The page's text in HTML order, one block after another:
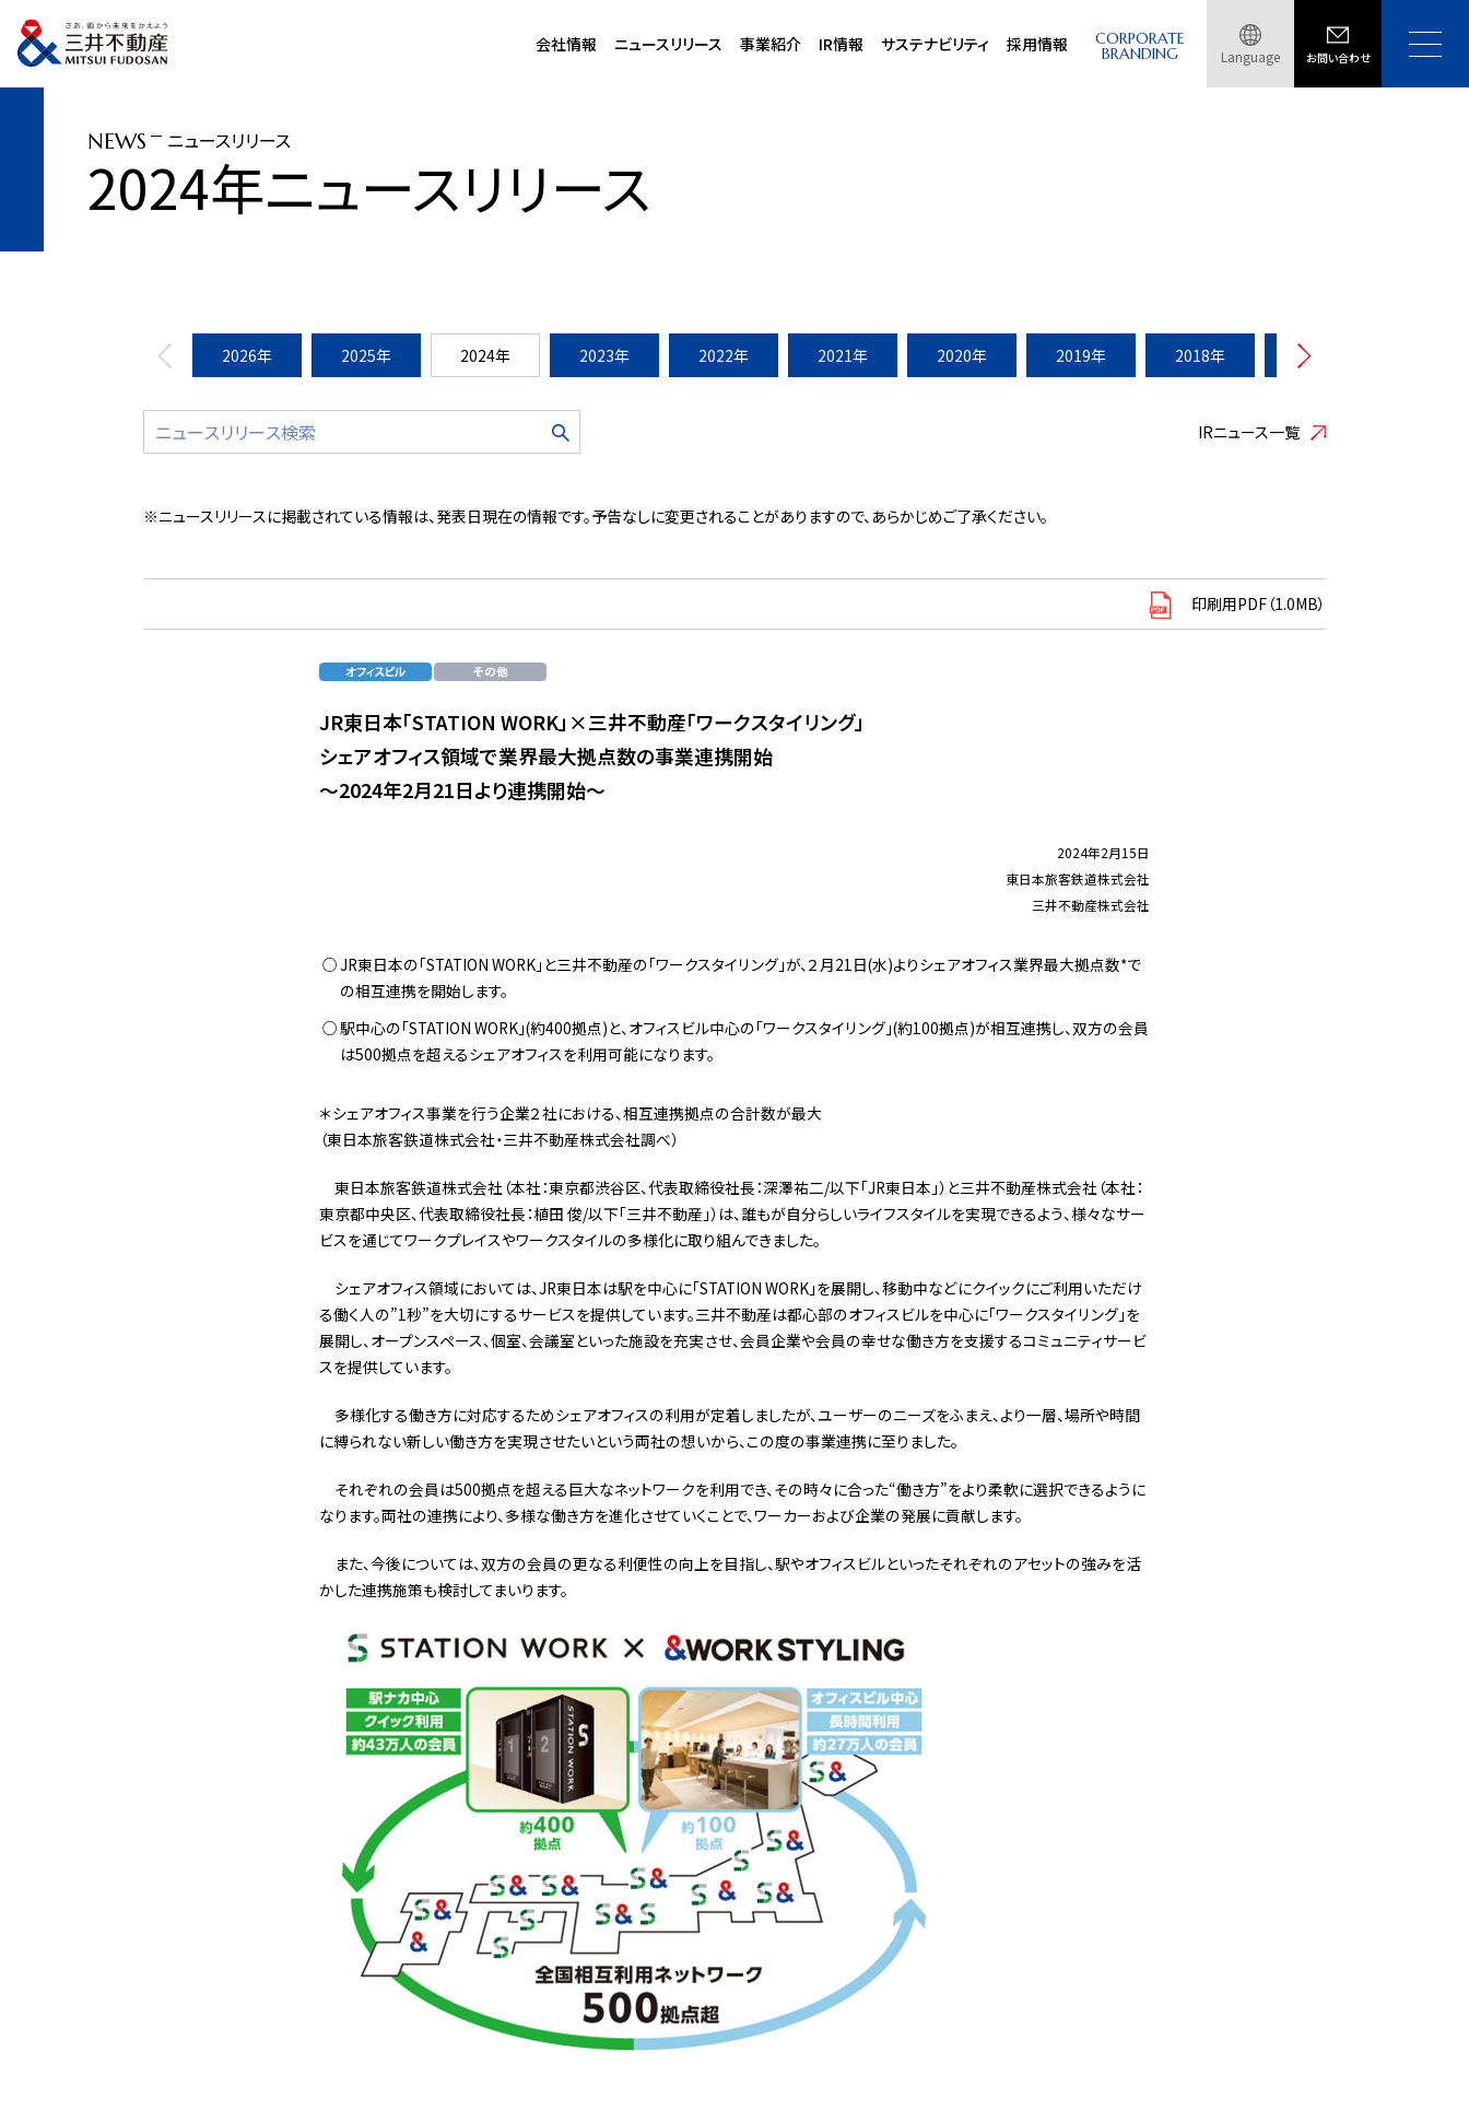
会社情報 ニュースリリース 事業紹介 IR情報 サステナビリティ 採用情報 CORPORATE
BRANDING Language お問い合わせ
トップページ ニュースリリース
NEWS ニュースリリース
2024年ニュースリリース
2026年 2025年 2024年 2023年 2022年 2021年 2020年 2019年 2018年 2017年
IRニュース一覧
※ニュースリリースに掲載されている情報は、発表日現在の情報です。予告なしに変更されることがありますので、あらかじめご了承ください。
印刷用PDF（1.0MB）
JR東日本「STATION WORK」×三井不動産「ワークスタイリング」
シェアオフィス領域で業界最大拠点数の事業連携開始
～2024年2月21日より連携開始～
2024年2月15日
東日本旅客鉄道株式会社
三井不動産株式会社
JR東日本の「STATION WORK」と三井不動産の「ワークスタイリング」が、２月21日(水)よりシェアオフィス業界最大拠点数*で
の相互連携を開始します。
駅中心の「STATION WORK」(約400拠点)と、オフィスビル中心の「ワークスタイリング」(約100拠点)が相互連携し、双方の会員
は500拠点を超えるシェアオフィスを利用可能になります。
＊シェアオフィス事業を行う企業２社における、相互連携拠点の合計数が最大
（東日本旅客鉄道株式会社・三井不動産株式会社調べ）
東日本旅客鉄道株式会社（本社：東京都渋谷区、代表取締役社長：深澤祐二/以下「JR東日本」）と三井不動産株式会社（本社：
東京都中央区、代表取締役社長：植田 俊/以下「三井不動産」）は、誰もが自分らしいライフスタイルを実現できるよう、様々なサー
ビスを通じてワークプレイスやワークスタイルの多様化に取り組んできました。
シェアオフィス領域においては、JR東日本は駅を中心に「STATION WORK」を展開し、移動中などにクイックにご利用いただけ
る働く人の”1秒”を大切にするサービスを提供しています。三井不動産は都心部のオフィスビルを中心に「ワークスタイリング」を
展開し、オープンスペース、個室、会議室といった施設を充実させ、会員企業や会員の幸せな働き方を支援するコミュニティサービ
スを提供しています。
多様化する働き方に対応するためシェアオフィスの利用が定着しましたが、ユーザーのニーズをふまえ、より一層、場所や時間
に縛られない新しい働き方を実現させたいという両社の想いから、この度の事業連携に至りました。
それぞれの会員は500拠点を超える巨大なネットワークを利用でき、その時々に合った“働き方”をより柔軟に選択できるように
なります。両社の連携により、多様な働き方を進化させていくことで、ワーカーおよび企業の発展に貢献します。
また、今後については、双方の会員の更なる利便性の向上を目指し、駅やオフィスビルといったそれぞれのアセットの強みを活
かした連携施策も検討してまいります。